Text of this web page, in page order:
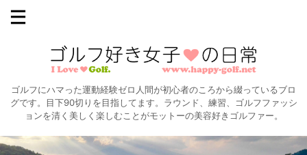
ゴルフにハマった運動経験ゼロ人間が初心者のころから綴っているブロ
グです。目下90切りを目指してます。ラウンド、練習、ゴルフファッシ
ョンを清く美しく楽しむことがモットーの美容好きゴルファー。